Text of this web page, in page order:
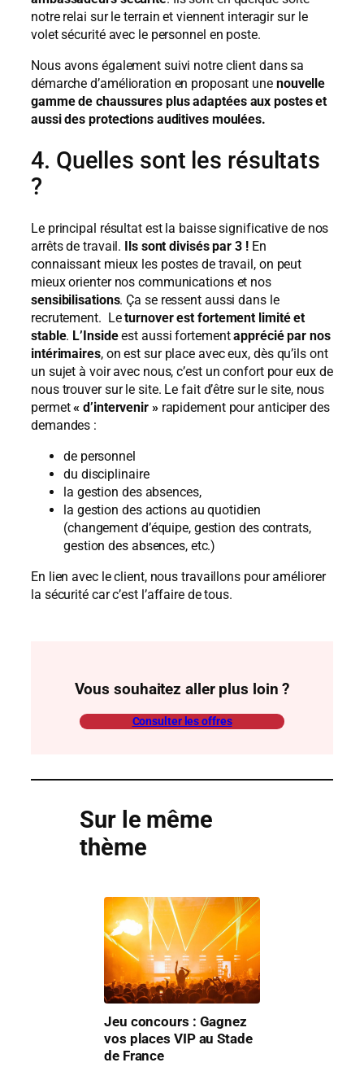
notre relai sur le terrain et viennent interagir sur le
volet sécurité avec le personnel en poste.
Nous avons également suivi notre client dans sa
démarche d’amélioration en proposant une nouvelle
gamme de chaussures plus adaptées aux postes et
aussi des protections auditives moulées.
4. Quelles sont les résultats
?
Le principal résultat est la baisse significative de nos
arrêts de travail. Ils sont divisés par 3 !En
connaissant mieux les postes de travail, on peut
mieux orienter nos communications et nos
sensibilisations. Ça se ressent aussi dans le
recrutement. Leturnover est fortement limité et
stable. L’Insideest aussi fortementapprécié par nos
intérimaires, on est sur place avec eux, dès qu’ils ont
un sujet à voir avec nous, c’est un confort pour eux de
nous trouver sur le site. Le fait d’être sur le site, nous
permet« d’intervenir »rapidement pour anticiper des
demandes :
de personnel
du disciplinaire
la gestion des absences,
la gestion des actions au quotidien
(changement d’équipe, gestion des contrats,
gestion des absences, etc.)
En lien avec le client, nous travaillons pour améliorer
la sécurité car c’est l’affaire de tous.
Vous souhaitez aller plus loin ?
Consulter les offres
Sur le même
thème
Jeu concours : Gagnez
vos places VIP au Stade
de France